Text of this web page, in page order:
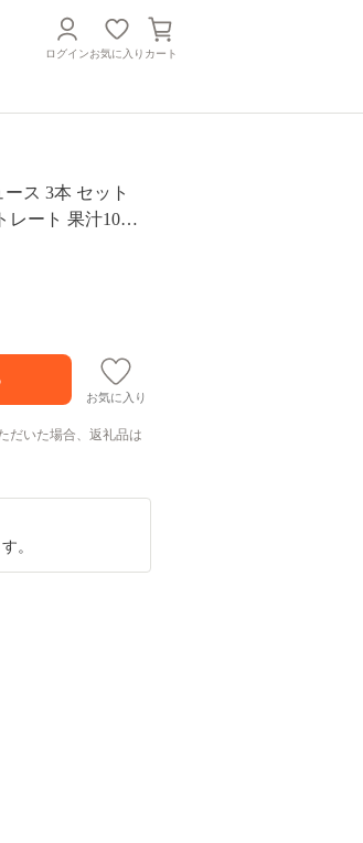
ログインお気に入り カート
ス 3本 セット
レート 果汁10
お気に入り
だいた場合、返礼品は
。